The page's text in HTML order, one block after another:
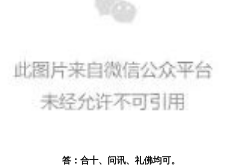
答：合十、问讯、礼佛均可。